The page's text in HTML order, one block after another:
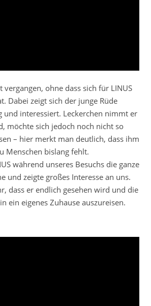
vergangen, ohne dass sich für LINUS
Dabei zeigt sich der junge Rüde
und interessiert. Leckerchen nimmt er
möchte sich jedoch noch nicht so
– hier merkt man deutlich, dass ihm
Menschen bislang fehlt.
während unseres Besuchs die ganze
und zeigte großes Interesse an uns.
dass er endlich gesehen wird und die
ein eigenes Zuhause auszureisen.